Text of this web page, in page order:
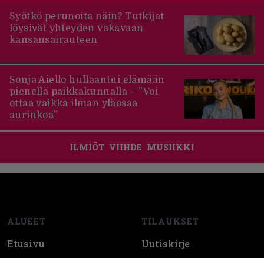
Syötkö perunoita näin? Tutkijat
löysivät yhteyden vakavaan
kansansairauteen
Sonja Aiello hullaantui elämään
pienellä paikkakunnalla – ”Voi
ottaa vaikka ilman yläosaa
aurinkoa”
ILMIÖT VIIHDE MUSIIKKI
ALUEET
Etusivu
TILAUKSET
Uutiskirje